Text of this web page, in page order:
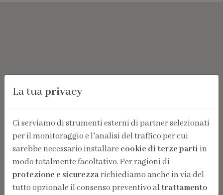
La tuaprivacy
Ci serviamo di strumenti esterni di partner selezionati
per il monitoraggio e l'analisi del traffico per cui
sarebbe necessario installare cookie di terze partiin
modo totalmente facoltativo. Per ragioni di
protezione e sicurezzarichiediamo anche in via del
tutto opzionale il consenso preventivo altrattamento